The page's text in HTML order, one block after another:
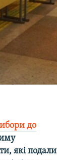
до
які подали